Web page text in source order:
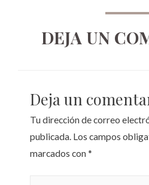
DEJA UN
Deja un
Tu dirección de correo
publicada. Los campos
marcados con *